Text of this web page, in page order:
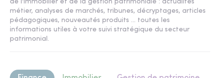
de l'immobilier et de la gestion patrimoniale : actualités
métier, analyses de marchés, tribunes, décryptages, articles
pédagogiques, nouveautés produits ... toutes les
informations utiles à votre suivi stratégique du secteur
patrimonial.